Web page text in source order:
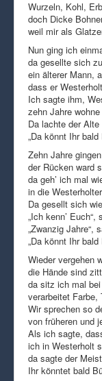
Wurzeln, Kohl,
doch Dicke
weil mir als
Nun ging ich
da gesellte sich
ein älterer Mann,
dass er
Ich sagte ihm,
zehn Jahre
Da lachte der
„Da könnt Ihr
Zehn Jahre
der Rücken ward
da geh’ ich mal
in die
Da gesellt sich
„Ich kenn’
„Zwanzig Jahre“,
„Da könnt Ihr
Wieder vergehen
die Hände sind
da sitz ich mal
verarbeitet Farbe,
Wir sprechen so
von früheren und
Als ich sagte,
ich in Westerholt
da sagte der
Ihr könntet bald